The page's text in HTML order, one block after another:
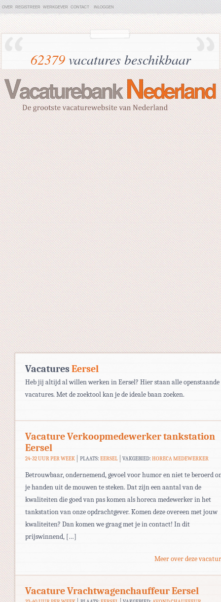
OVER REGISTREER WERKGEVER CONTACT INLOGGEN
62379vacatures beschikbaar
VacaturesEersel
Heb jij altijd al willen werken in Eersel? Hier staan alle openstaande
vacatures. Met de zoektool kan je de ideale baan zoeken.
Vacature Verkoopmedewerker tankstation
Eersel
24-32 UUR PER WEEK PLAATS: EERSEL VAKGEBIED:HORECA MEDEWERKER
Betrouwbaar, ondernemend, gevoel voor humor en niet te beroerd
je handen uit de mouwen te steken. Dat zijn een aantal van de
kwaliteiten die goed van pas komen als horeca medewerker in het
tankstation van onze opdrachtgever. Komen deze overeen met jouw
kwaliteiten? Dan komen we graag met je in contact! In dit
prijswinnend, […]
Meer over deze
Vacature Vrachtwagenchauffeur Eersel